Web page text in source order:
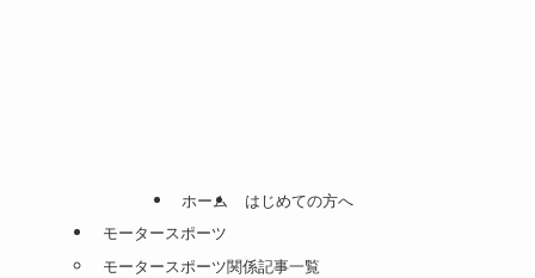
ホーム
はじめての方へ
モータースポーツ
モータースポーツ関係記事一覧